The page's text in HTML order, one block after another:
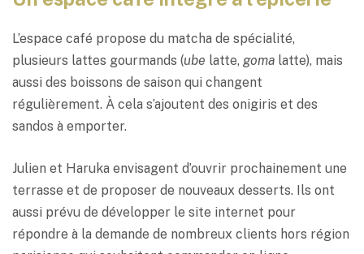
L’espace café propose du matcha de spécialité,
plusieurs lattes gourmands (ube latte, goma latte), mais
aussi des boissons de saison qui changent
régulièrement. À cela s’ajoutent des onigiris et des
sandos à emporter.
Julien et Haruka envisagent d’ouvrir prochainement une
terrasse et de proposer de nouveaux desserts. Ils ont
aussi prévu de développer le site internet pour
répondre à la demande de nombreux clients hors région